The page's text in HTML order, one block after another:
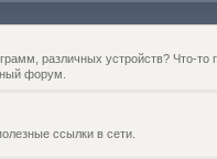
различных устройств? Что-то
форум.
ссылки в сети.